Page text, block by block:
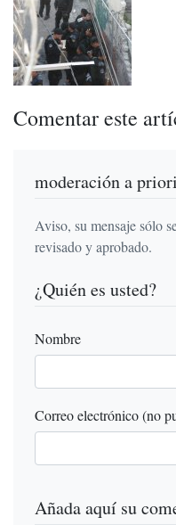
Comentar este
moderación a priori
Aviso, su mensaje sólo
revisado y aprobado.
¿Quién es usted?
Nombre
Correo electrónico (no
Añada aquí su